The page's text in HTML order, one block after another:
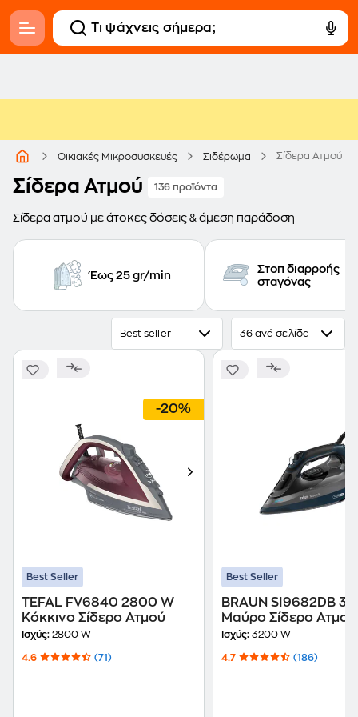
Οικιακές Μικροσυσκευές Σιδέρωμα Σίδερα Ατμού
Σίδερα Ατμού 136 προϊόντα
Σίδερα ατμού με άτοκες δόσεις & άμεση παράδοση
Έως 25 gr/min
Στοπ διαρροής
σταγόνας
Best seller 36 ανά σελίδα
-20%
Best Seller
TEFAL FV6840 2800 W
Κόκκινο Σίδερο Ατμού
Ισχύς: 2800 W
4.6 (71)
Best Seller
BRAUN SI9682DB
Μαύρο Σίδερο Ατμού
Ισχύς: 3200 W
4.7 (186)